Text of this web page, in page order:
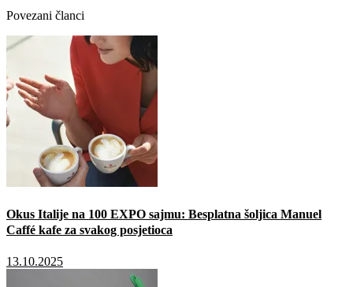
Povezani članci
Okus Italije na 100 EXPO sajmu: Besplatna šoljica Manuel
Caffé kafe za svakog posjetioca
13.10.2025